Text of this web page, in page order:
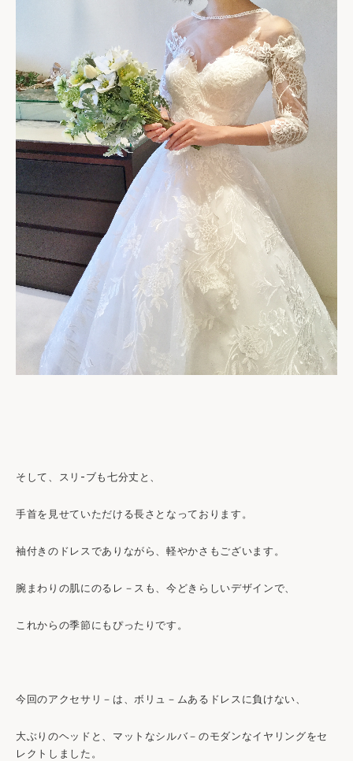
そして、スリ-ブも七分丈と、
手首を見せていただける長さとなっております。
袖付きのドレスでありながら、軽やかさもございます。
腕まわりの肌にのるレ－スも、今どきらしいデザインで、
これからの季節にもぴったりです。
今回のアクセサリ－は、ボリュ－ムあるドレスに負けない、
大ぶりのヘッドと、マットなシルバ－のモダンなイヤリングをセ
レクトしました。